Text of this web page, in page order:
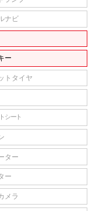
ナビ
ー
トタイヤ
シート
ター
ー
メラ